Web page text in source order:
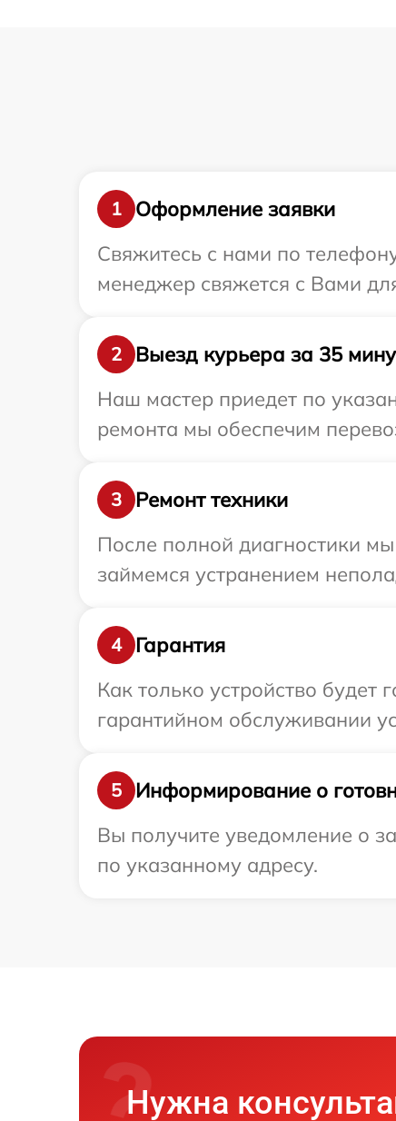
1
Оформление заявки
Свяжитесь с нами по
менеджер свяжется с Вами
2
Выезд курьера за 35
Наш мастер приедет по
ремонта мы обеспечим
3
Ремонт техники
После полной диагностики
займемся устранением
4
Гарантия
Как только устройство
гарантийном обслуживании
5
Информирование о
Вы получите уведомление о
по указанному адресу.
Нужна